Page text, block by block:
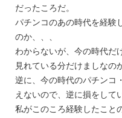
だったころだ。
パチンコのあの時代を経験
のか、、、
わからないが、今の時代だ
見れている分だけましなのか
逆に、今の時代のパチンコ
えないので、逆に損をして
私がこのころ経験したこと